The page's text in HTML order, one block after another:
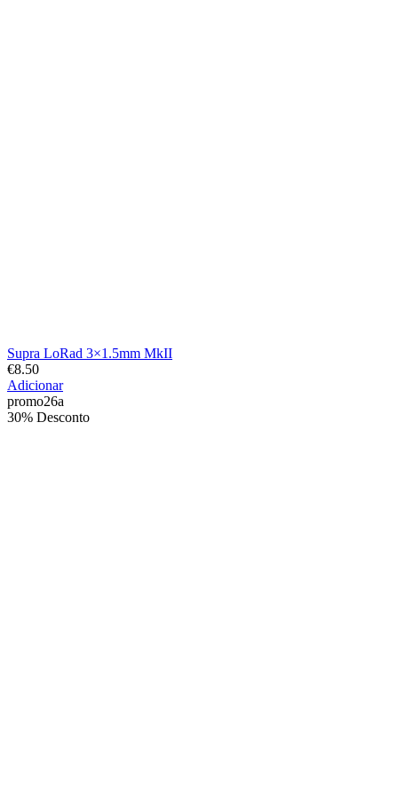
Supra LoRad 3×1.5mm MkII
€8.50
Adicionar
promo26a
30% Desconto